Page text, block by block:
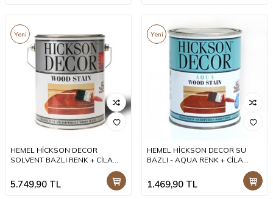
Yeni
HEMEL HİCKSON DECOR
SOLVENT BAZLI RENK + CİLA
BİRLEŞİK DIŞ MEKAN BOYASI 5 LT
+
5.749,90 TL
Yeni
HEMEL HİCKSON DECOR SU
BAZLI - AQUA RENK + CİLA
BİRLEŞİK DIŞ MEKAN BOYASI 1 LT
+1.469,90 TL